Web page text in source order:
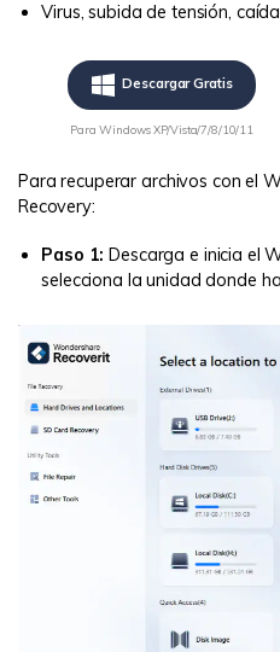
Virus, subida de tensión,
Descargar Gratis
Para Windows XP/Vista/7/8/10/11
Para recuperar archivos con el
Recovery:
Paso 1: Descarga e inicia el
selecciona la unidad donde